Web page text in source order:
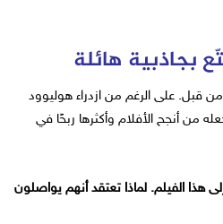
بجاذبية هائلة
تُنجز من قبل. على الرغم من ازدراء هوليوود
من أنجح الأفلام وأكثرها ربحًا في
الفيلم. لماذا تعتقد أنهم يواصلون